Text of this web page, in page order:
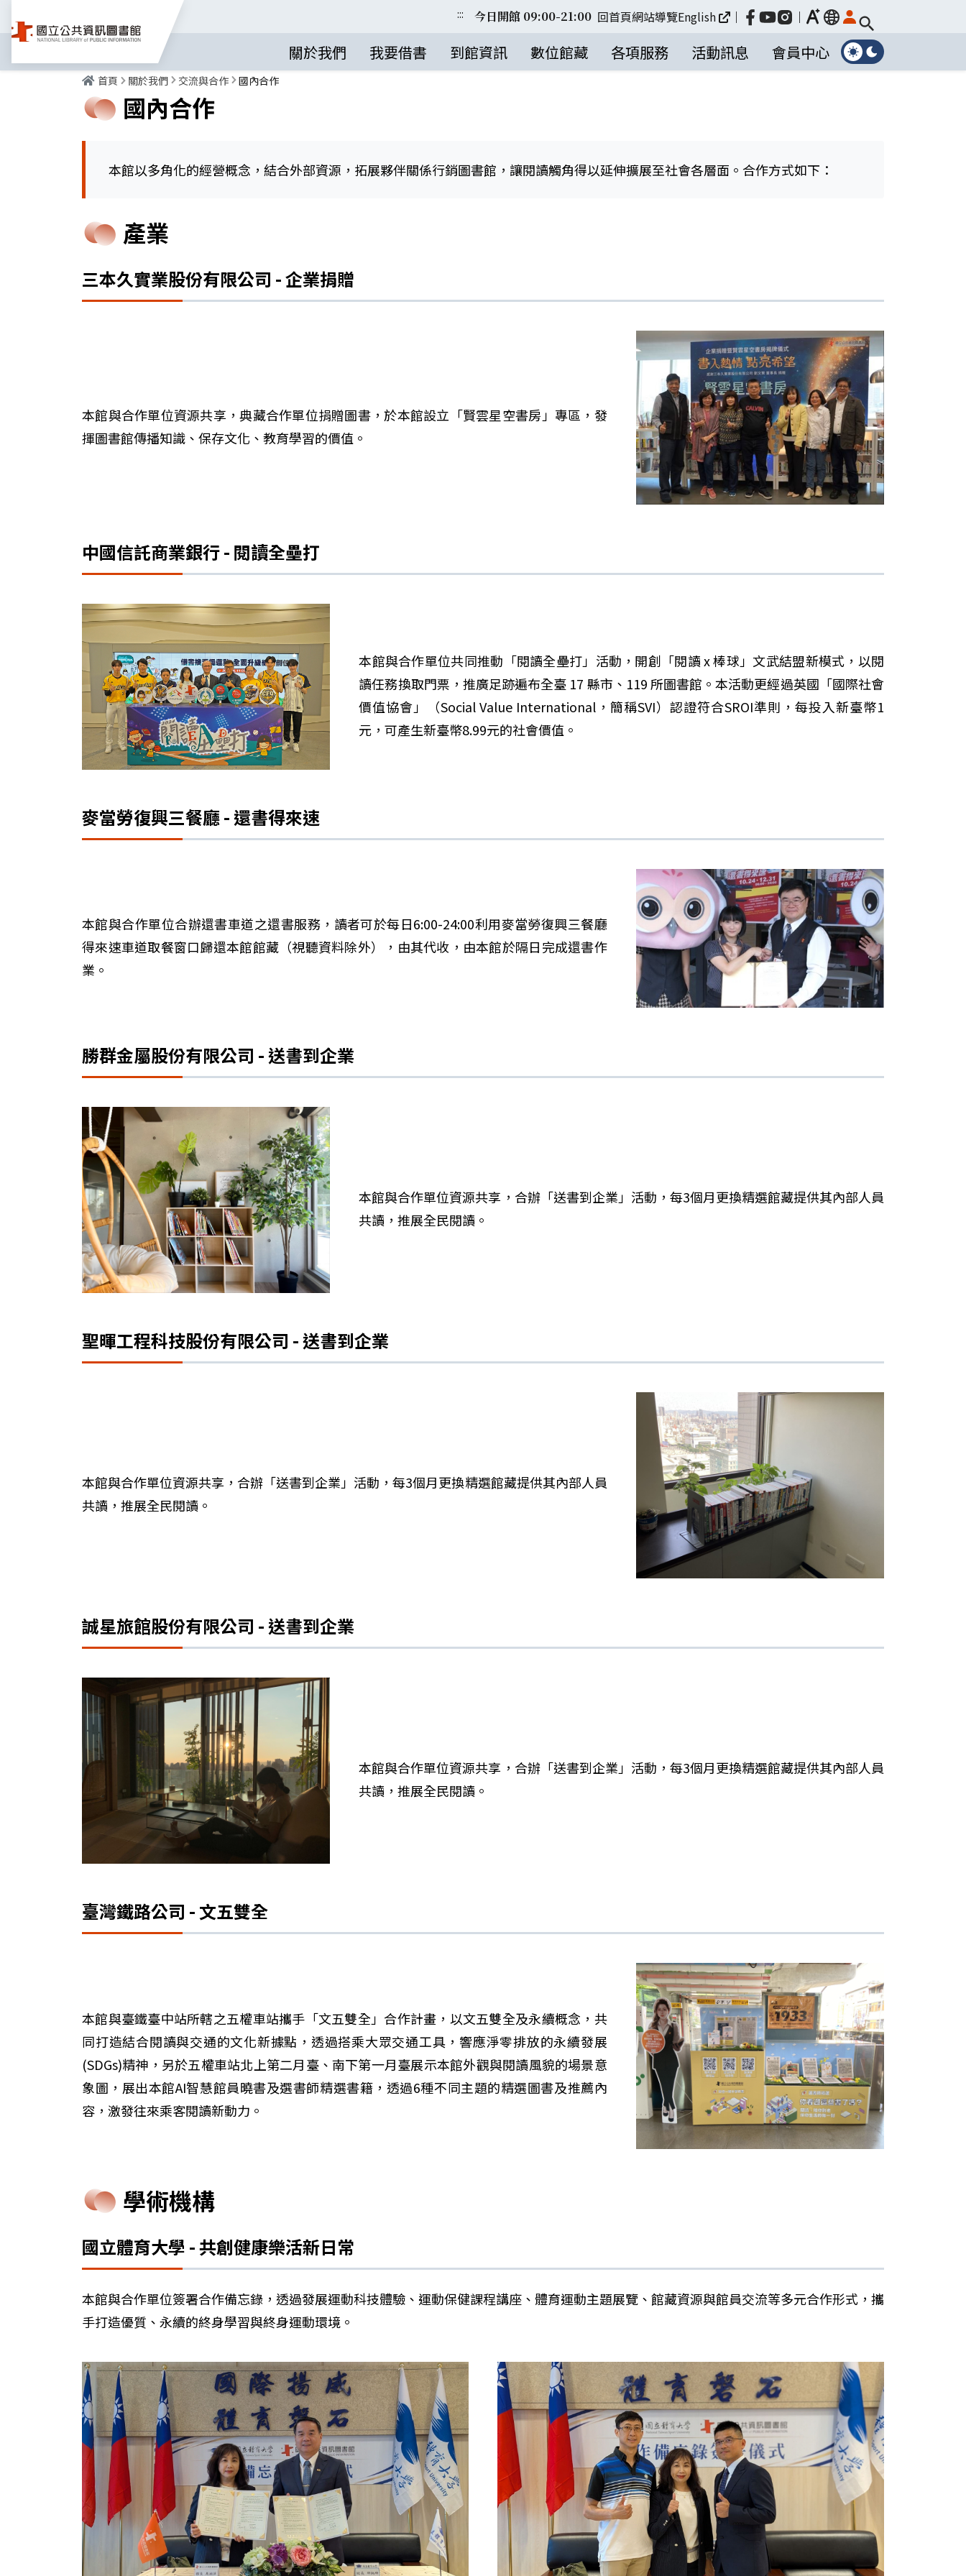
::: 今日開館 09:00-21:00 回首頁網站導覽English ｜ ｜ 放大
language
關於我們 我要借書 到館資訊 數位館藏 各項服務 活動訊息 會員中心
首頁 關於我們 交流與合作 國內合作
國內合作
本館以多角化的經營概念，結合外部資源，拓展夥伴關係行銷圖書館，讓閱讀觸角得以延伸擴展至社會各層面。合作方式如下：
產業
三本久實業股份有限公司 - 企業捐贈
本館與合作單位資源共享，典藏合作單位捐贈圖書，於本館設立「賢雲星空書房」專區，發
揮圖書館傳播知識、保存文化、教育學習的價值。
中國信託商業銀行 - 閱讀全壘打
本館與合作單位共同推動「閱讀全壘打」活動，開創「閱讀 x 棒球」文武結盟新模式，以閱
讀任務換取門票，推廣足跡遍布全臺 17 縣市、119 所圖書館。本活動更經過英國「國際社會
價值協會」（Social Value International，簡稱SVI）認證符合SROI準則，每投入新臺幣1
元，可產生新臺幣8.99元的社會價值。
麥當勞復興三餐廳 - 還書得來速
本館與合作單位合辦還書車道之還書服務，讀者可於每日6:00-24:00利用麥當勞復興三餐廳
得來速車道取餐窗口歸還本館館藏（視聽資料除外），由其代收，由本館於隔日完成還書作
業。
勝群金屬股份有限公司 - 送書到企業
本館與合作單位資源共享，合辦「送書到企業」活動，每3個月更換精選館藏提供其內部人員
共讀，推展全民閱讀。
聖暉工程科技股份有限公司 - 送書到企業
本館與合作單位資源共享，合辦「送書到企業」活動，每3個月更換精選館藏提供其內部人員
共讀，推展全民閱讀。
誠星旅館股份有限公司 - 送書到企業
本館與合作單位資源共享，合辦「送書到企業」活動，每3個月更換精選館藏提供其內部人員
共讀，推展全民閱讀。
臺灣鐵路公司 - 文五雙全
本館與臺鐵臺中站所轄之五權車站攜手「文五雙全」合作計畫，以文五雙全及永續概念，共
同打造結合閱讀與交通的文化新據點，透過搭乘大眾交通工具，響應淨零排放的永續發展
(SDGs)精神，另於五權車站北上第二月臺、南下第一月臺展示本館外觀與閱讀風貌的場景意
象圖，展出本館AI智慧館員曉書及選書師精選書籍，透過6種不同主題的精選圖書及推薦內
容，激發往來乘客閱讀新動力。
學術機構
國立體育大學 - 共創健康樂活新日常
本館與合作單位簽署合作備忘錄，透過發展運動科技體驗、運動保健課程講座、體育運動主題展覽、館藏資源與館員交流等多元合作形式，攜
手打造優質、永續的終身學習與終身運動環境。